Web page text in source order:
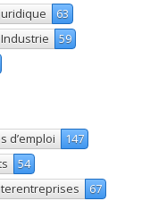
63
Industrie
59
d’emploi
147
54
67